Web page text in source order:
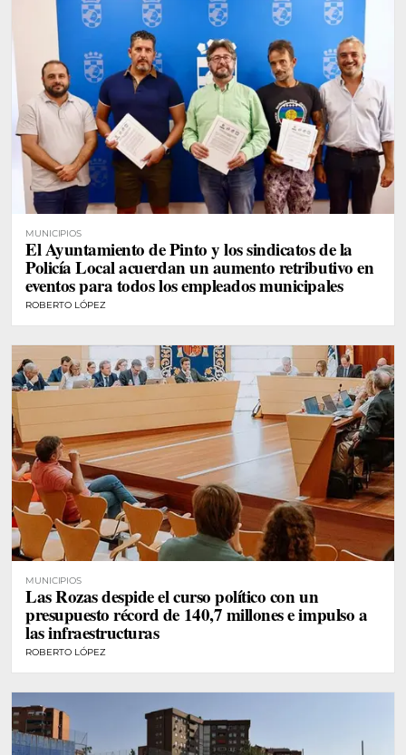
MUNICIPIOS
El Ayuntamiento de Pinto y los sindicatos de la
Policía Local acuerdan un aumento retributivo en
eventos para todos los empleados municipales
ROBERTO LÓPEZ
MUNICIPIOS
Las Rozas despide el curso político con un
presupuesto récord de 140,7 millones e impulso a
las infraestructuras
ROBERTO LÓPEZ